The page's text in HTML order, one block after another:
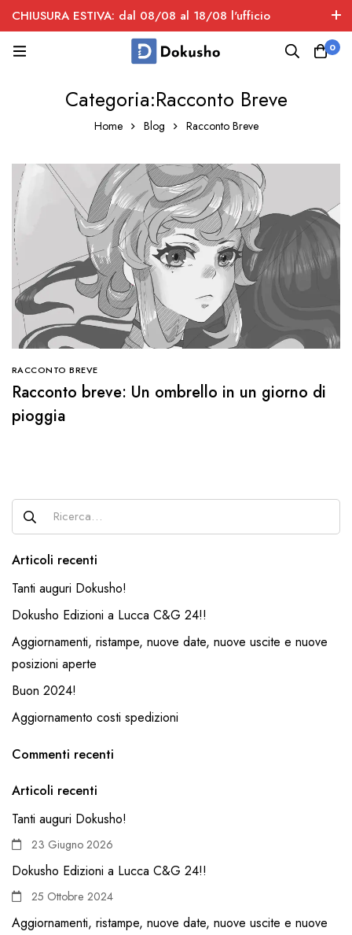
CHIUSURA ESTIVA: dal 08/08 al 18/08 l'ufficio
spedizioni è chiuso
0
Categoria:Racconto Breve
Home Blog Racconto Breve
RACCONTO BREVE
Racconto breve: Un ombrello in un giorno di
pioggia
Articoli recenti
Tanti auguri Dokusho!
Dokusho Edizioni a Lucca C&G 24!!
Aggiornamenti, ristampe, nuove date, nuove uscite e nuove
posizioni aperte
Buon 2024!
Aggiornamento costi spedizioni
Commenti recenti
Articoli recenti
Tanti auguri Dokusho!
23 Giugno 2026
Dokusho Edizioni a Lucca C&G 24!!
25 Ottobre 2024
Aggiornamenti, ristampe, nuove date, nuove uscite e nuove